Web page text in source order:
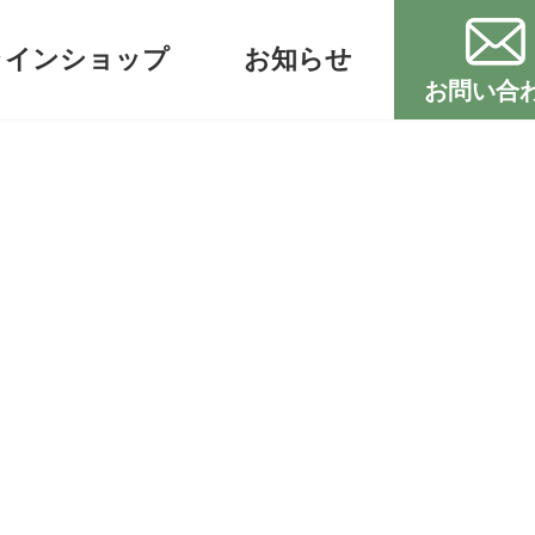
ンショップ お知らせ
お問い合